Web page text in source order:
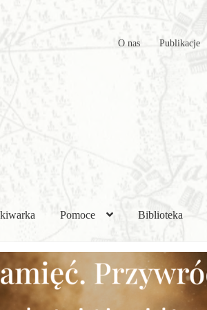
O nas Publikacje
Pomoce Biblioteka